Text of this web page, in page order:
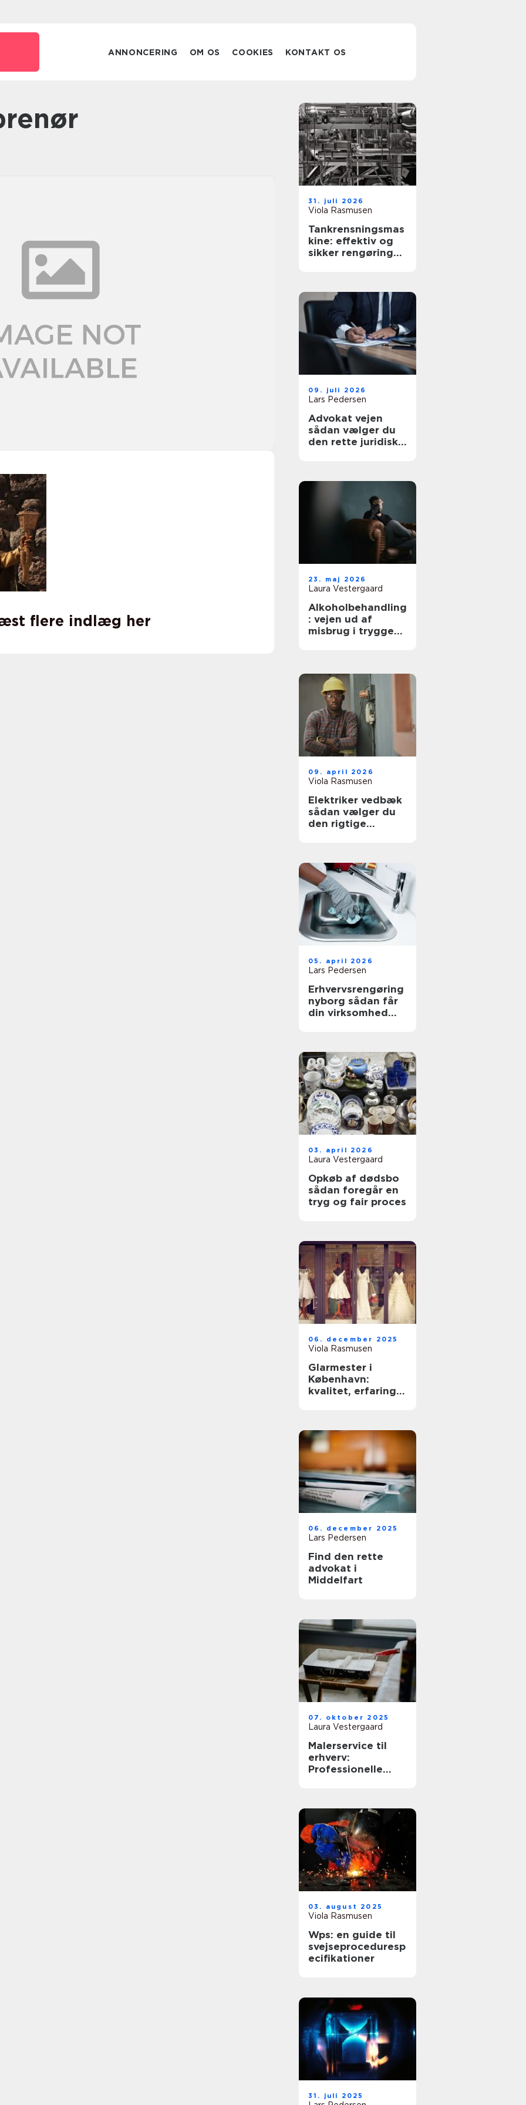
ANNONCERING OM OS COOKIES KONTAKT OS
flere indlæg her
31. juli 2026
Viola Rasmusen
Tankrensningsmas
kine: effektiv og
sikker rengøring
09. juli 2026
Lars Pedersen
Advokat vejen
sådan vælger du
den rette juridiske
23. maj 2026
Laura Vestergaard
Alkoholbehandling
: vejen ud af
misbrug i trygge
09. april 2026
Viola Rasmusen
Elektriker vedbæk
sådan vælger du
den rigtige
05. april 2026
Lars Pedersen
Erhvervsrengøring
nyborg sådan får
din virksomhed
03. april 2026
Laura Vestergaard
Opkøb af dødsbo
sådan foregår en
tryg og fair proces
06. december 2025
Viola Rasmusen
Glarmester i
København:
kvalitet, erfaring
06. december 2025
Lars Pedersen
Find den rette
advokat i
Middelfart
07. oktober 2025
Laura Vestergaard
Malerservice til
erhverv:
Professionelle
03. august 2025
Viola Rasmusen
Wps: en guide til
svejseproceduresp
ecifikationer
31. juli 2025